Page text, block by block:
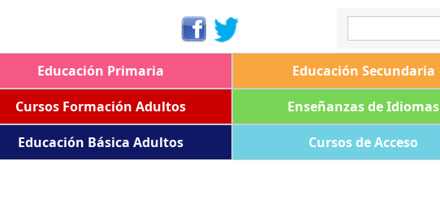
Educación Primaria Educación Secundaria
Cursos Formación Adultos Enseñanzas de Idiomas
Educación Básica Adultos Cursos de Acceso